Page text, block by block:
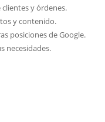
y órdenes.
y contenido.
posiciones de Google.
necesidades.